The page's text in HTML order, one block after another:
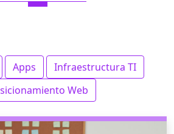
Apps
Infraestructura TI
Web